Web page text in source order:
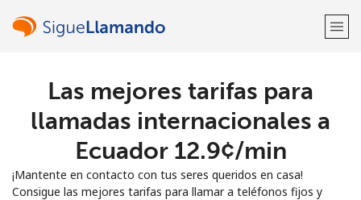
¡Bienvenido!
Regístrate con
Las mejores tarifas para
llamadas internacionales a
Ecuador ⁦12.9¢⁩/min
¡Mantente en contacto con tus seres queridos en casa!
Consigue las mejores tarifas para llamar a teléfonos fijos y